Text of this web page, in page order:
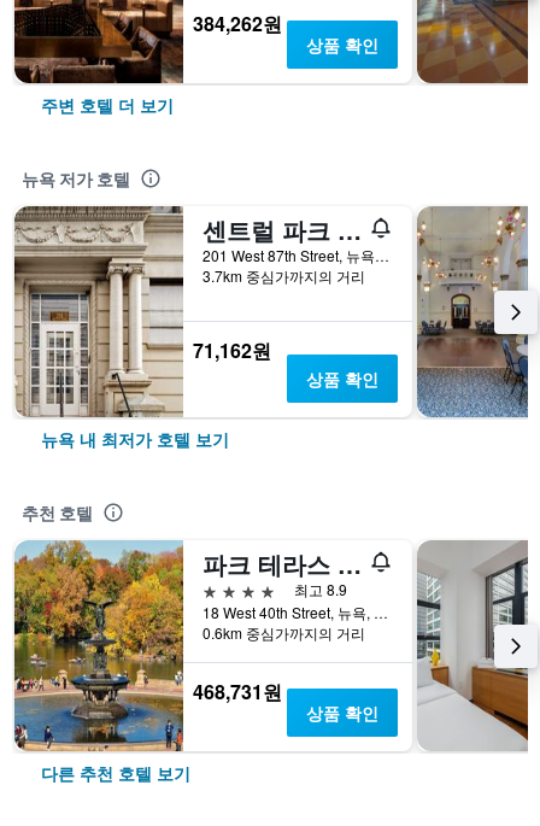
384,262원
상품 확인
주변 호텔 더 보기
뉴욕 저가 호텔
센트럴 파크 웨스트 호스텔
201 West 87th Street, 뉴욕, NY, 미국
3.7km 중심가까지의 거리
71,162원
상품 확인
뉴욕 내 최저가 호텔 보기
추천 호텔
파크 테라스 호텔
4성급
최고 8.9
18 West 40th Street, 뉴욕, NY, 미국
0.6km 중심가까지의 거리
468,731원
상품 확인
다른 추천 호텔 보기